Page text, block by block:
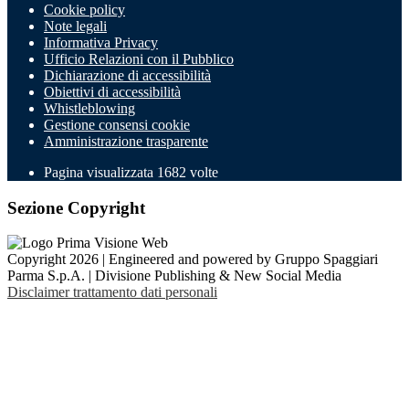
Cookie policy
Note legali
Informativa Privacy
Ufficio Relazioni con il Pubblico
Dichiarazione di accessibilità
Obiettivi di accessibilità
Whistleblowing
Gestione consensi cookie
Amministrazione trasparente
Pagina visualizzata 1682 volte
Sezione Copyright
Copyright 2026 | Engineered and powered by Gruppo Spaggiari
Parma S.p.A. | Divisione Publishing & New Social Media
Disclaimer trattamento dati personali